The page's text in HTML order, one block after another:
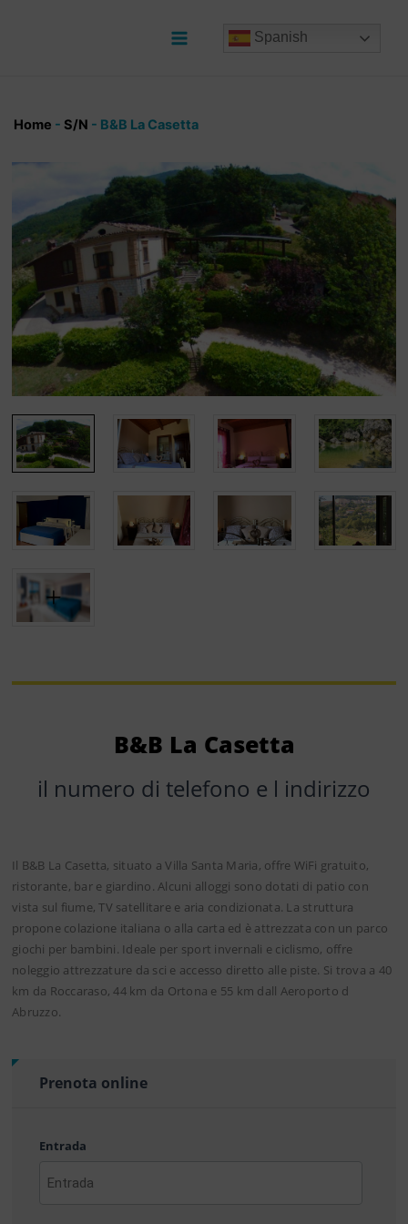
Spanish
Home - S/N - B&B La Casetta
B&B La Casetta
il numero di telefono e l indirizzo
Il B&B La Casetta, situato a Villa Santa Maria, offre WiFi gratuito,
ristorante, bar e giardino. Alcuni alloggi sono dotati di patio con
vista sul fiume, TV satellitare e aria condizionata. La struttura
propone colazione italiana o alla carta ed è attrezzata con un parco
giochi per bambini. Ideale per sport invernali e ciclismo, offre
noleggio attrezzature da sci e accesso diretto alle piste. Si trova a 40
km da Roccaraso, 44 km da Ortona e 55 km dall Aeroporto d
Abruzzo.
Prenota online
Entrada
AAAA